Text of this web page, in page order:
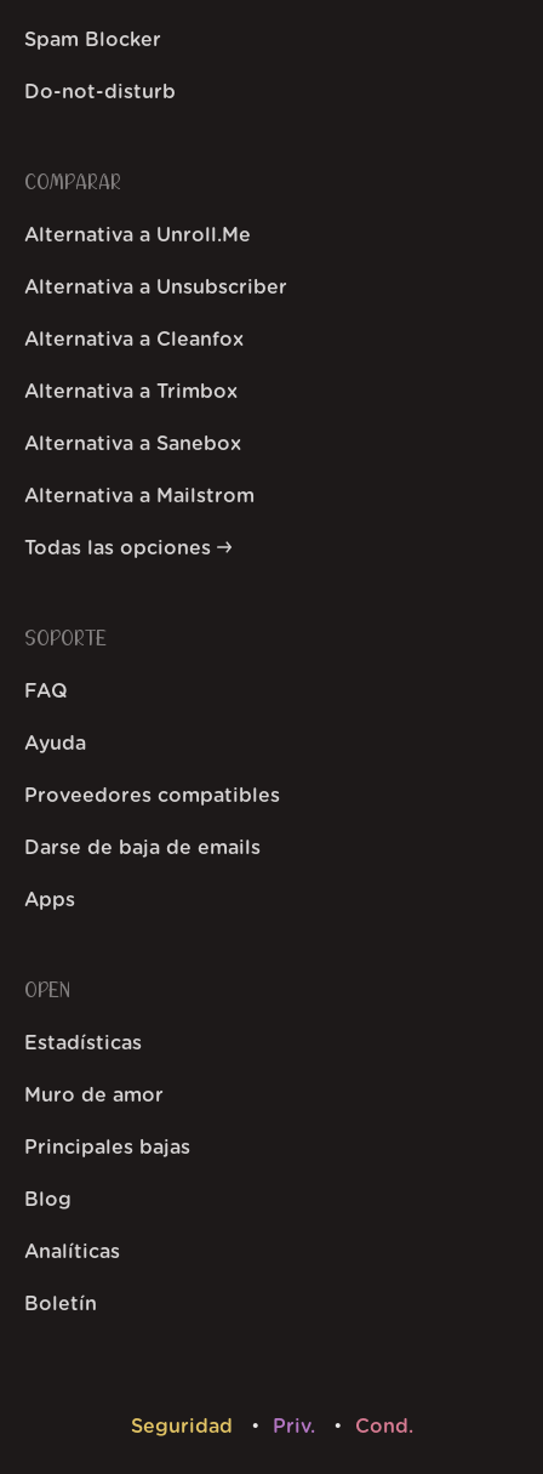
Spam Blocker
Do-not-disturb
COMPARAR
Alternativa a Unroll.Me
Alternativa a Unsubscriber
Alternativa a Cleanfox
Alternativa a Trimbox
Alternativa a Sanebox
Alternativa a Mailstrom
Todas las opciones
SOPORTE
FAQ
Ayuda
Proveedores compatibles
Darse de baja de emails
Apps
OPEN
Estadísticas
Muro de amor
Principales bajas
Blog
Analíticas
Boletín
Seguridad Priv. Cond.